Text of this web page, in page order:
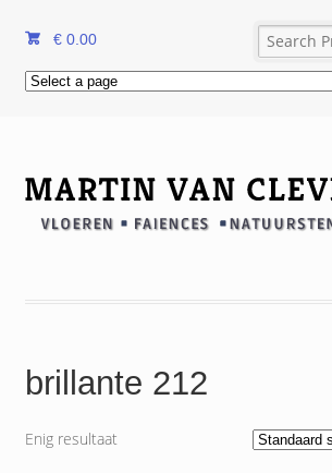
€ 0.00
brillante 212
Enig resultaat